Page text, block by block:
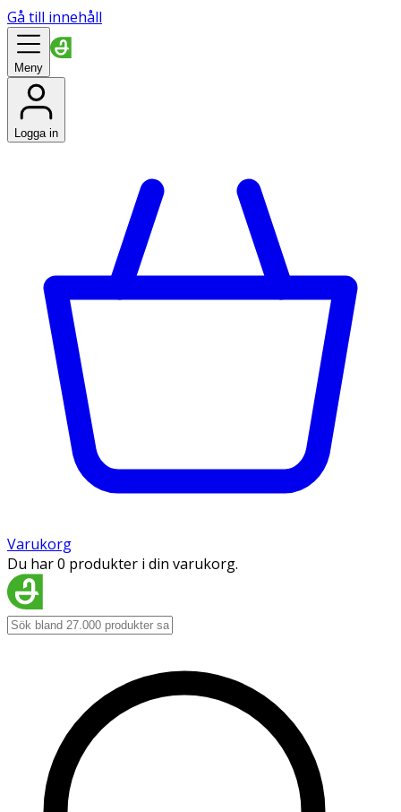
Gå till innehåll
Meny
Logga in
Varukorg
Du har 0 produkter i din varukorg.